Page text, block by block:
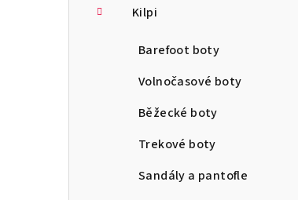
Kilpi
Barefoot boty
Volnočasové boty
Běžecké boty
Trekové boty
Sandály a pantofle